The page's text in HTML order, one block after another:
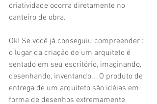
criatividade ocorra diretamente no
canteiro de obra.
Ok! Se você já conseguiu compreender :
o lugar da criação de um arquiteto é
sentado em seu escritório, imaginando,
desenhando, inventando... O produto de
entrega de um arquiteto são idéias em
forma de desenhos extremamente